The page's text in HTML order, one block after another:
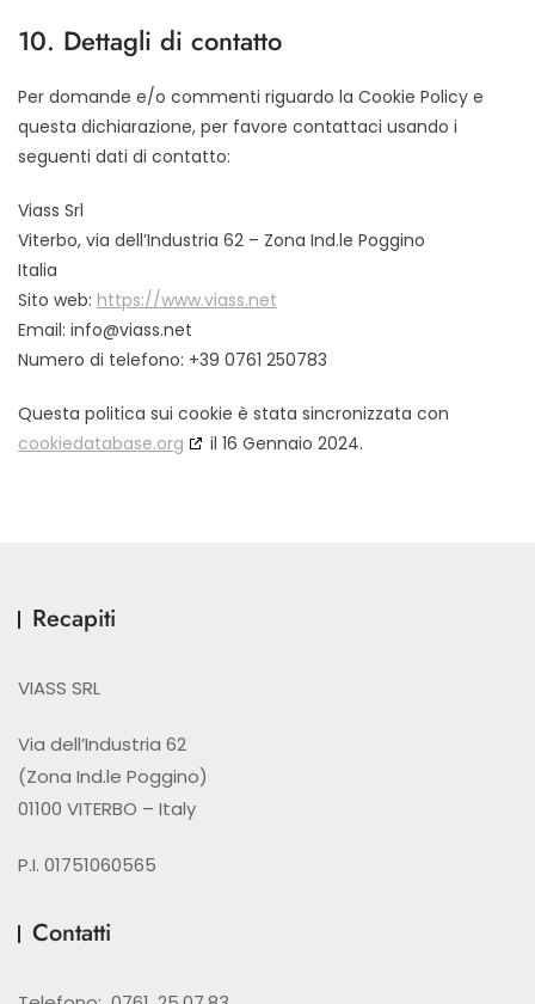
10. Dettagli di contatto
Per domande e/o commenti riguardo la Cookie Policy e
questa dichiarazione, per favore contattaci usando i
seguenti dati di contatto:
Viass Srl
Viterbo, via dell’Industria 62 – Zona Ind.le Poggino
Italia
Sito web: https://www.viass.net
Email: info@viass.net
Numero di telefono: +39 0761 250783
Questa politica sui cookie è stata sincronizzata con
cookiedatabase.org
il 16 Gennaio 2024.
Recapiti
VIASS SRL
Via dell’Industria 62
(Zona Ind.le Poggino)
01100 VITERBO – Italy
P.I. 01751060565
Contatti